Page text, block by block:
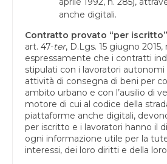
anche digitali.
Contratto provato “per
art. 47-ter, D.Lgs. 15 giugno 2015,
espressamente che i contratti
stipulati con i lavoratori
attività di consegna di beni per
ambito urbano e con l’ausilio di
motore di cui al codice della
piattaforme anche digitali,
per iscritto e i lavoratori hanno il
ogni informazione utile per la
interessi, dei loro diritti e della